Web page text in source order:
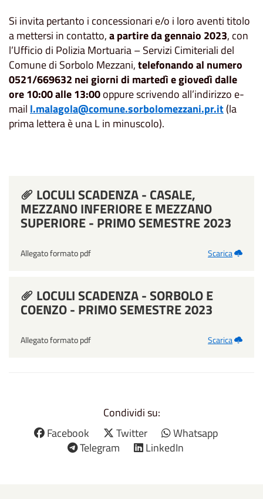
Si invita pertanto i concessionari e/o i loro aventi titolo
a mettersi in contatto,a partire da gennaio 2023, con
l’Ufficio di Polizia Mortuaria – Servizi Cimiteriali del
Comune di Sorbolo Mezzani,telefonando al numero
0521/669632 nei giorni di martedì e giovedì dalle
ore 10:00 alle 13:00oppure scrivendo all’indirizzo e-
mail l.malagola@comune.sorbolomezzani.pr.it(la
prima lettera è una L in minuscolo).
LOCULI SCADENZA - CASALE,
MEZZANO INFERIORE E MEZZANO
SUPERIORE - PRIMO SEMESTRE 2023
Allegato formato pdf Scarica
LOCULI SCADENZA - SORBOLO E
COENZO - PRIMO SEMESTRE 2023
Allegato formato pdf Scarica
Condividi su:
Facebook
Twitter
Whatsapp
Telegram
LinkedIn